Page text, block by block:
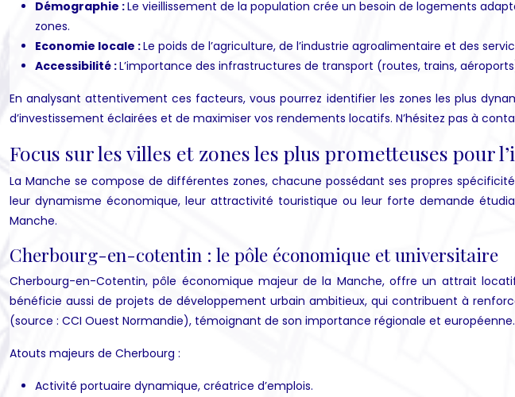
Démographie :Le vieillissement de la population crée un besoin de logements
zones.
Economie locale :Le poids de l’agriculture, de l’industrie agroalimentaire et des
Accessibilité :L’importance des infrastructures de transport (routes, trains,
En analysant attentivement ces facteurs, vous pourrez identifier les zones les plus
d’investissement éclairées et de maximiser vos rendements locatifs. N’hésitez pas à
Focus sur les villes et zones les plus prometteuses pour
La Manche se compose de différentes zones, chacune possédant ses propres
leur dynamisme économique, leur attractivité touristique ou leur forte demande
Manche.
Cherbourg-en-cotentin : le pôle économique et universitaire
Cherbourg-en-Cotentin, pôle économique majeur de la Manche, offre un attrait
bénéficie aussi de projets de développement urbain ambitieux, qui contribuent à
(source : CCI Ouest Normandie), témoignant de son importance régionale et européenne.
Atouts majeurs de Cherbourg :
Activité portuaire dynamique, créatrice d’emplois.